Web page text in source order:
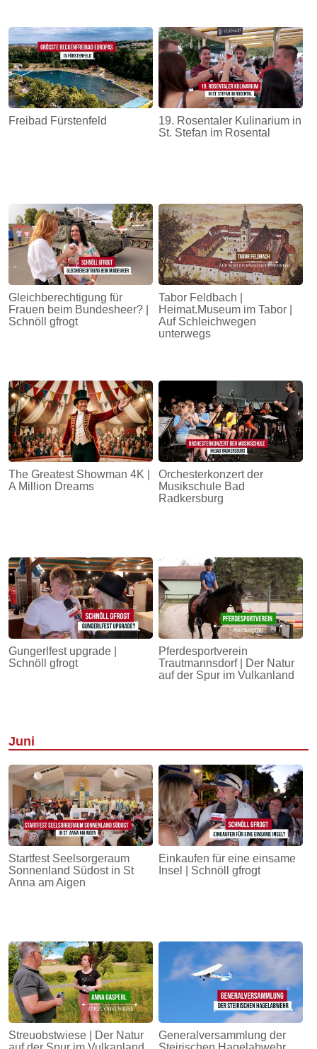
Freibad Fürstenfeld
19. Rosentaler Kulinarium in
St. Stefan im Rosental
Gleichberechtigung für
Frauen beim Bundesheer? |
Schnöll gfrogt
Tabor Feldbach |
Heimat.Museum im Tabor |
Auf Schleichwegen
unterwegs
The Greatest Showman 4K |
A Million Dreams
Orchesterkonzert der
Musikschule Bad
Radkersburg
Gungerlfest upgrade |
Schnöll gfrogt
Pferdesportverein
Trautmannsdorf | Der Natur
auf der Spur im Vulkanland
Juni
Startfest Seelsorgeraum
Sonnenland Südost in St
Anna am Aigen
Einkaufen für eine einsame
Insel | Schnöll gfrogt
Streuobstwiese | Der Natur
Generalversammlung der